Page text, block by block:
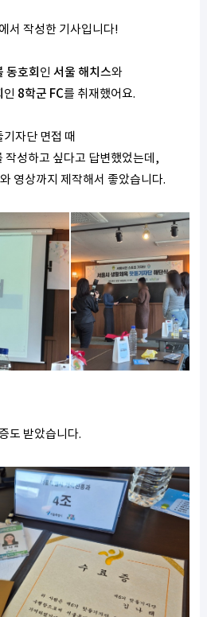
서 작성한 기사입니다!
동호회 인 서울 해치스와
인 8학군 FC를 취재했어요.
기자단 면접 때
작성하고 싶다고 답변했었는데,
영상까지 제작해서 좋았습니다.
도 받았습니다.